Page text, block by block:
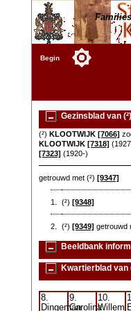
Begin
Gezinsblad van
(²) KLOOTWIJK [7066]
KLOOTWIJK [7318]
[7323] (1920-)
getrouwd met (²) [9347]
1. (²)[9348]
2. (²)[9349] getrouwd
Beeldbank
Kwartierblad van
8.
Dingeman
9.
Carolina
10.
Willem